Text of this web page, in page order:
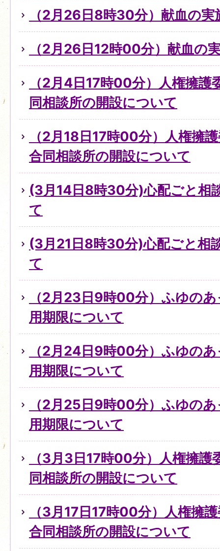
（2月26日8時30分）献血の
（2月26日12時00分）献血の
（2月4日17時00分）人権擁護
同相談所の開設について
（2月18日17時00分）人権擁
合同相談所の開設について
(3月14日8時30分)心配ごと相
て
(3月21日8時30分)心配ごと相
て
（2月23日9時00分）ふゆの
用期限について
（2月24日9時00分）ふゆの
用期限について
（2月25日9時00分）ふゆの
用期限について
（3月3日17時00分）人権擁護
同相談所の開設について
（3月17日17時00分）人権擁
合同相談所の開設について